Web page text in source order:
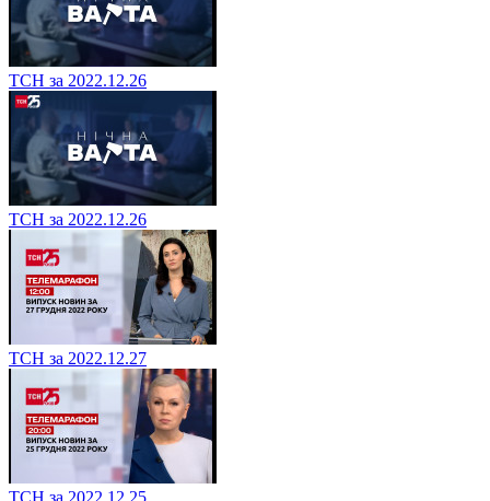
ТСН за 2022.12.26
ТСН за 2022.12.26
ТСН за 2022.12.27
ТСН за 2022.12.25